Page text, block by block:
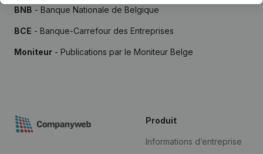
BNB - Banque Nationale de Belgique
BCE - Banque-Carrefour des Entreprises
Moniteur - Publications par le Moniteur Belge
Produit
Informations d’entreprise